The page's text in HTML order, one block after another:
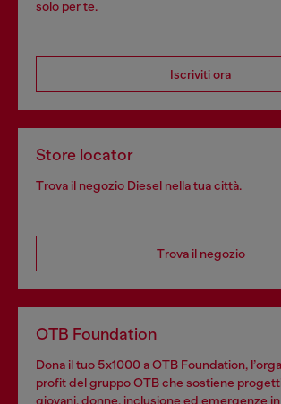
solo per te.
Iscriviti ora
Store locator
Trova il negozio Diesel nella tua città.
Trova il negozio
OTB Foundation
Dona il tuo 5x1000 a OTB Foundation,
profit del gruppo OTB che sostiene
giovani, donne, inclusione ed emergenze